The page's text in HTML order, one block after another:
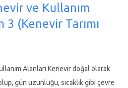
elyafından ip üretmek amacıyla
ve Köyişleri Bakanının da
ihtiyaç duyduğu kenevir,
işlenmesiyle ilk yıllar adından
kişi istihdam edildi. Ancak
ve Kullanım
3 (Kenevir Tarımı
Alanları Kenevir doğal olarak
gün uzunluğu, sıcaklık gibi çevre